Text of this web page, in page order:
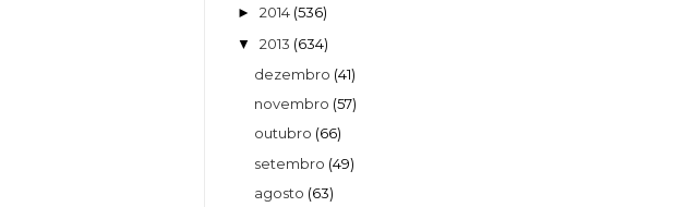
► 2014 (536)
▼ 2013 (634)
dezembro (41)
novembro (57)
outubro (66)
setembro (49)
agosto (63)